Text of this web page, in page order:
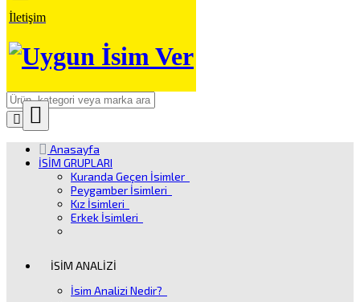
İletişim
Close
Ürün Arama
Anasayfa
İSİM GRUPLARI
Kuranda Geçen İsimler
Peygamber İsimleri
Kız İsimleri
Erkek İsimleri
İSİM ANALİZİ
İsim Analizi Nedir?